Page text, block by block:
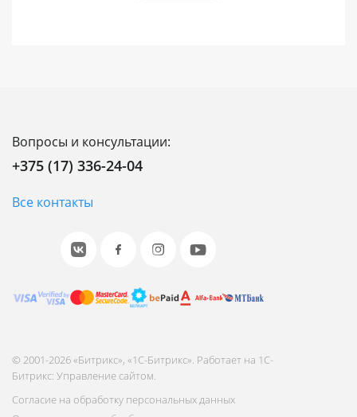
Вопросы и консультации:
+375 (17) 336-24-04
Все контакты
© 2001-2026 «Битрикс», «1С-Битрикс». Работает на 1С-
Битрикс: Управление сайтом.
Согласие на обработку персональных данных